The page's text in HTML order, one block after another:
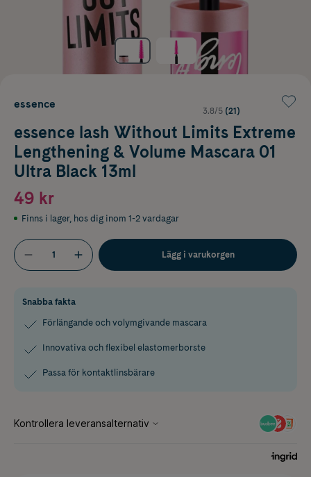
essence
3.8/5 (21)
essence lash Without Limits Extreme
Lengthening & Volume Mascara 01
Ultra Black 13ml
49 kr
Finns i lager, hos dig inom 1-2 vardagar
Lägg i varukorgen
Snabba fakta
Förlängande och volymgivande mascara
Innovativa och flexibel elastomerborste
Passa för kontaktlinsbärare